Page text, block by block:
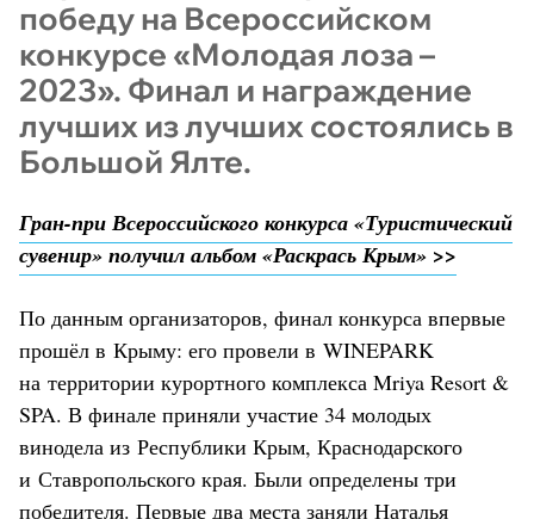
победу на Всероссийском
конкурсе «Молодая лоза –
2023». Финал и награждение
лучших из лучших состоялись в
Большой Ялте.
Гран-при Всероссийского конкурса «Туристический
сувенир» получил альбом «Раскрась Крым» >>
По данным организаторов, финал конкурса впервые
прошёл в Крыму: его провели в WINEPARK
на территории курортного комплекса Mriya Resort &
SPA. В финале приняли участие 34 молодых
винодела из Республики Крым, Краснодарского
и Ставропольского края. Были определены три
победителя. Первые два места заняли Наталья